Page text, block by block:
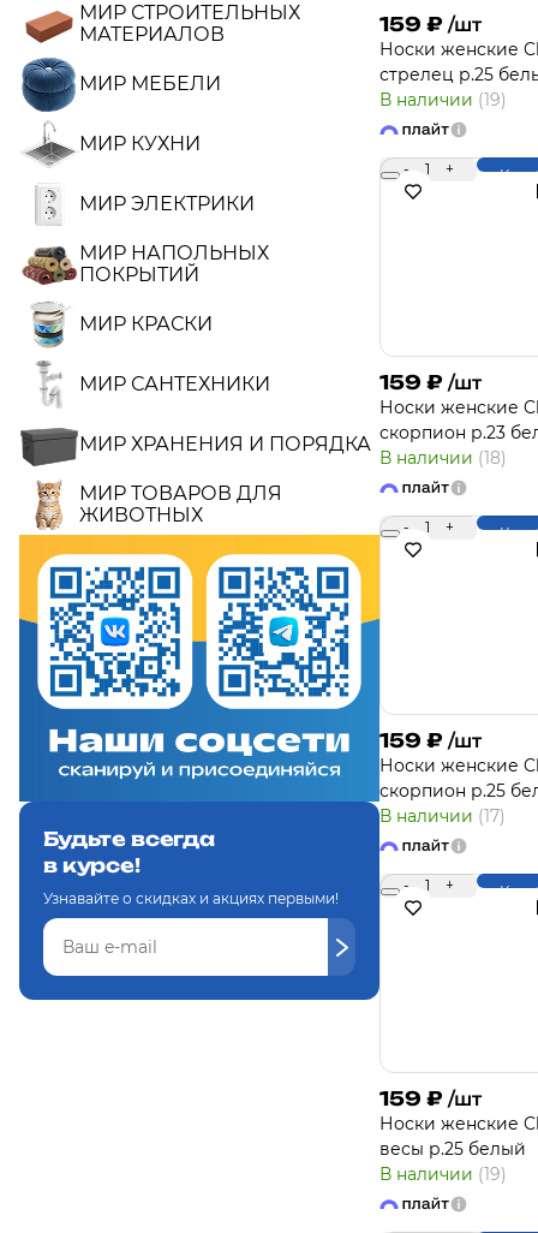
МИР СТРОИТЕЛЬНЫХ
МАТЕРИАЛОВ
МИР МЕБЕЛИ
МИР КУХНИ
МИР ЭЛЕКТРИКИ
МИР НАПОЛЬНЫХ
ПОКРЫТИЙ
МИР КРАСКИ
МИР САНТЕХНИКИ
МИР ХРАНЕНИЯ И ПОРЯДКА
МИР ТОВАРОВ ДЛЯ
ЖИВОТНЫХ
Будьте всегда
в курсе!
Узнавайте о скидках и акциях первыми!
159 ₽ /шт
Носки женcкие
стрелец р.25
В наличии (19)
- 1 +
159 ₽ /шт
Носки женcкие
скорпион р.23
В наличии (18)
- 1 +
159 ₽ /шт
Носки женcкие
скорпион р.25
В наличии (17)
- 1 +
159 ₽ /шт
Носки женcкие
весы р.25 белый
В наличии (19)